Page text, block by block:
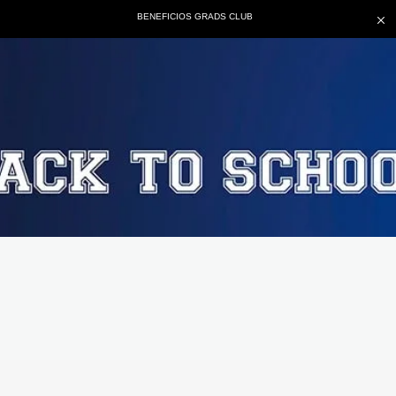
BENEFICIOS GRADS CLUB